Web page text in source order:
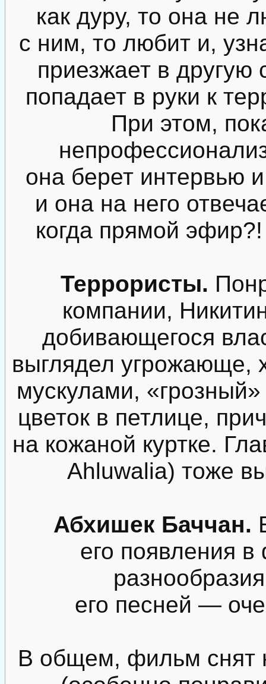
как дуру, то она не
с ним, то любит и,
приезжает в другую
попадает в руки к
При этом,
она берет интервью
и она на него
когда прямой
Террористы.
компании,
добивающегося
выглядел угрожающе,
мускулами,
цветок в петлице,
на кожаной куртке.
Ahluwalia) тоже
Абхишек Баччан.
его появления
его песней —
В общем, фильм снят